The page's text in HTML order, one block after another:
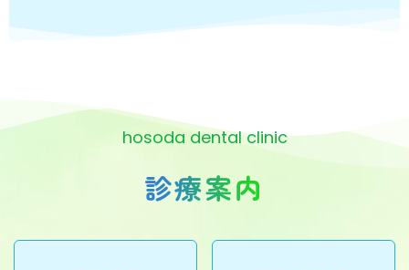
hosoda dental clinic
診療案内